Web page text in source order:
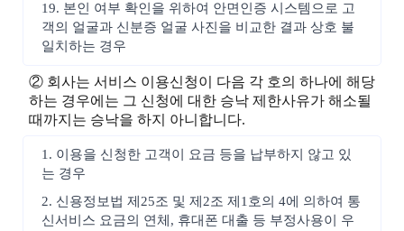
19. 본인 여부 확인을 위하여 안면인증 시스템으로 고
객의 얼굴과 신분증 얼굴 사진을 비교한 결과 상호 불
일치하는 경우
② 회사는 서비스 이용신청이 다음 각 호의 하나에 해당
하는 경우에는 그 신청에 대한 승낙 제한사유가 해소될
때까지는 승낙을 하지 아니합니다.
1. 이용을 신청한 고객이 요금 등을 납부하지 않고 있
는 경우
2. 신용정보법 제25조 및 제2조 제1호의 4에 의하여 통
신서비스 요금의 연체, 휴대폰 대출 등 부정사용이 우